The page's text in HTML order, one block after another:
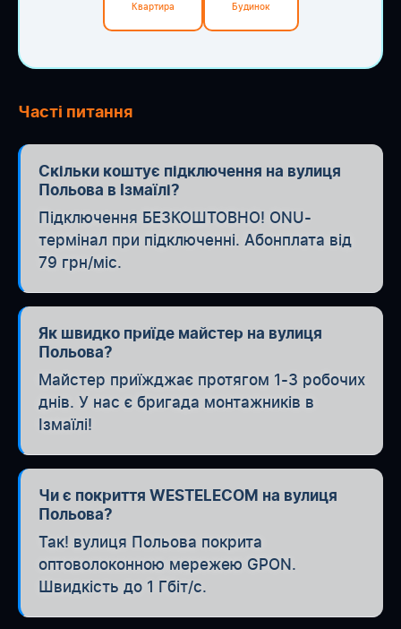
Квартира Будинок
Часті питання
Скільки коштує підключення на вулиця
Польова в Ізмаїлі?
Підключення БЕЗКОШТОВНО! ONU-
термінал при підключенні. Абонплата від
79 грн/міс.
Як швидко приїде майстер на вулиця
Польова?
Майстер приїжджає протягом 1-3 робочих
днів. У нас є бригада монтажників в
Ізмаїлі!
Чи є покриття WESTELECOM на вулиця
Польова?
Так! вулиця Польова покрита
оптоволоконною мережею GPON.
Швидкість до 1 Гбіт/с.